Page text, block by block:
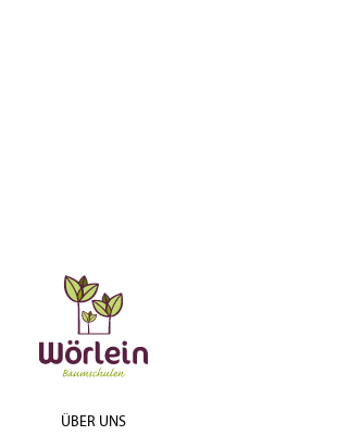
ÜBER UNS